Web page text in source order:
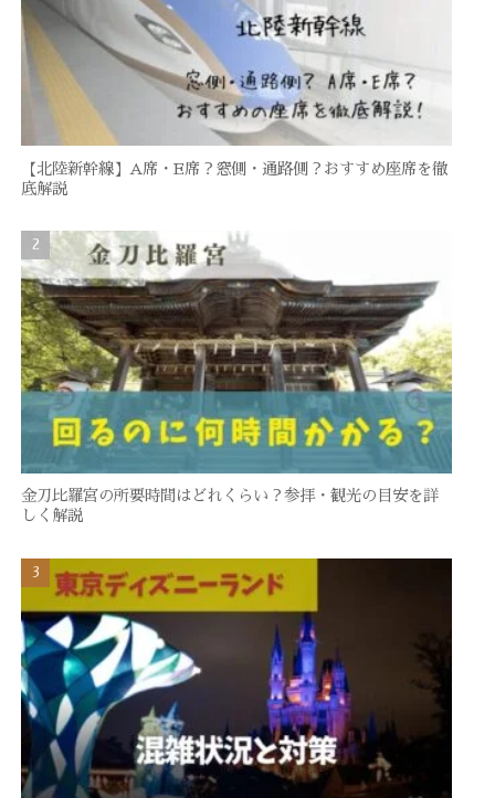
【北陸新幹線】A席・E席？窓側・通路側？おすすめ座席を徹
底解説
金刀比羅宮の所要時間はどれくらい？参拝・観光の目安を詳
しく解説